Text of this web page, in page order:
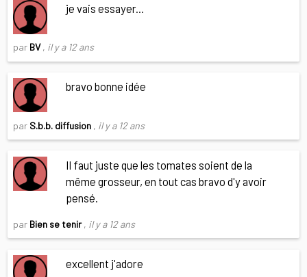
je vais essayer...
par BV, il y a 12 ans
bravo bonne idée
par S.b.b. diffusion , il y a 12 ans
Il faut juste que les tomates soient de la
même grosseur, en tout cas bravo d'y avoir
pensé.
par Bien se tenir, il y a 12 ans
excellent j'adore